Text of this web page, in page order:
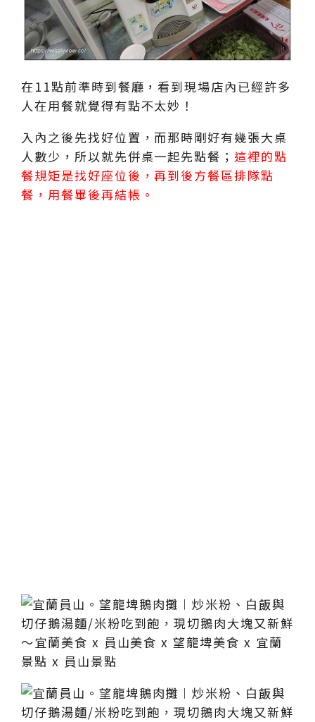
在11點前準時到餐廳，看到現場店內已經許多
人在用餐就覺得有點不太妙！
入內之後先找好位置，而那時剛好有幾張大桌
人數少，所以就先併桌一起先點餐； 這裡的點
餐規矩是找好座位後，再到後方餐區排隊點
餐，用餐畢後再結帳。